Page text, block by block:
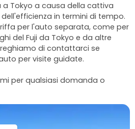
Tokyo a causa della cattiva
in termini di tempo.
per l'auto separata, come per
del Fuji da Tokyo e da altre
di contattarci se
per visite guidate.
per qualsiasi domanda o